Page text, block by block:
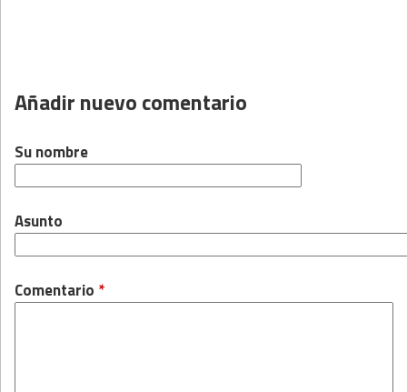
Añadir nuevo comentario
Su nombre
Asunto
Comentario *